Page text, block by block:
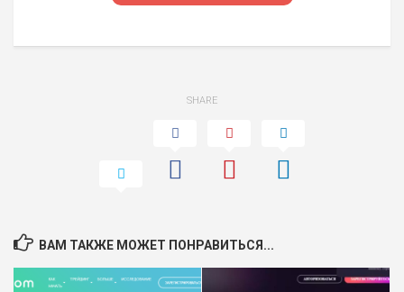
SHARE
ВАМ ТАКЖЕ МОЖЕТ ПОНРАВИТЬСЯ...